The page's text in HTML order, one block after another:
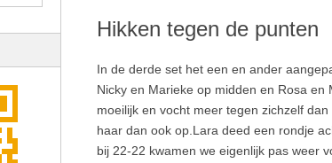
Hikken tegen de punten
In de derde set het een en ander
Nicky en Marieke op midden en Rosa
moeilijk en vocht meer tegen zichzelf
haar dan ook op.Lara deed een rondje
bij 22-22 kwamen we eigenlijk pas weer